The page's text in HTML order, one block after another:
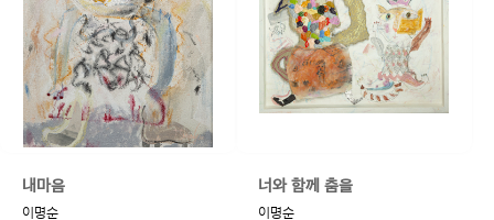
내마음
이명순
너와 함께 춤을
이명순